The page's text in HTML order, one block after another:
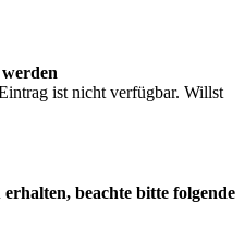
ist nicht verfügbar. Willst
erhalten, beachte bitte folgende